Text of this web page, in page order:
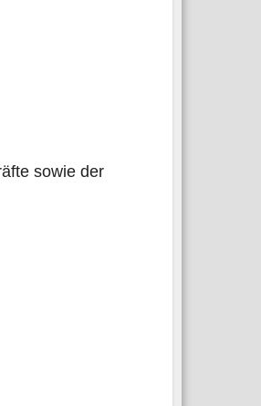
sowie der